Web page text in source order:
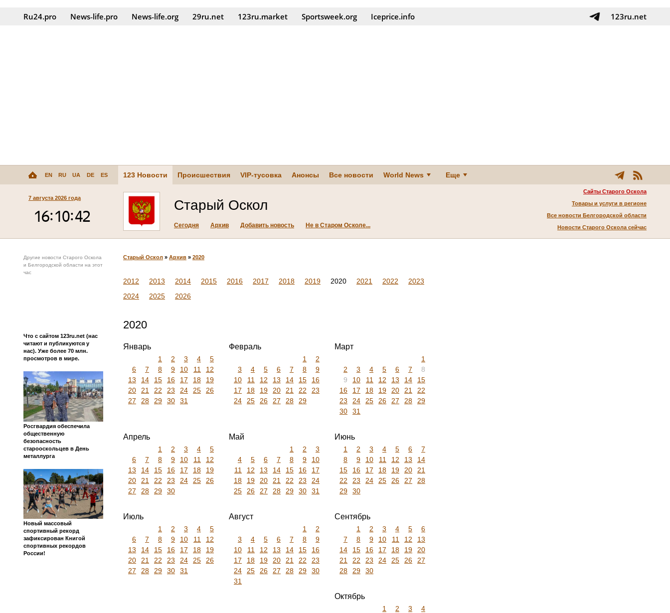
Ru24.pro News‑life.pro News‑life.org 29ru.net 123ru.market Sportsweek.org Iceprice.info 123ru.net
EN RU UA DE ES 123 Новости Происшествия VIP-тусовка Анонсы Все новости World News Еще
7 августа 2026 года
Сайты Старого Оскола
Товары и услуги в регионе
Все новости Белгородской области
Новости Старого Оскола сейчас
Старый Оскол
Сегодня Архив Добавить новость Не в Старом Осколе...
Другие новости Старого Оскола
и Белгородской области на этот
час
Что с сайтом 123ru.net (нас
читают и публикуются у
нас). Уже более 70 млн.
просмотров в мире.
Росгвардия обеспечила
общественную
безопасность
старооскольцев в День
металлурга
Новый массовый
спортивный рекорд
зафиксирован Книгой
спортивных рекордов
России!
Старый Оскол » Архив » 2020
2012 2013 2014 2015 2016 2017 2018 2019 2020 2021 2022
2023
2024
2025 2026
2020
Январь
1 2 3 4
5
6
7 8 9 10 11
12
13
14 15 16 17 18
19
20
21 22 23 24 25
26
27
28 29 30 31
Февраль
1
2
3
4 5 6 7 8
9
10
11 12 13 14 15
16
17
18 19 20 21 22
23
24
25 26 27 28 29
Март
1
2
3 4 5 6 7
8
9
10 11 12 13 14
15
16
17 18 19 20 21
22
23
24 25 26 27 28
29
30
31
Апрель
1 2 3 4
5
6
7 8 9 10 11
12
13
14 15 16 17 18
19
20
21 22 23 24 25
26
27
28 29 30
Май
1 2
3
4
5 6 7 8 9
10
11
12 13 14 15 16
17
18
19 20 21 22 23
24
25
26 27 28 29 30 31
Июнь
1 2 3 4 5 6
7
8
9 10 11 12 13
14
15
16 17 18 19 20
21
22
23 24 25 26 27
28
29
30
Июль
1 2 3 4
5
6
7 8 9 10 11
12
13
14 15 16 17 18
19
20
21 22 23 24 25
26
27
28 29 30 31
Август
1
2
3
4 5 6 7 8
9
10
11 12 13 14 15
16
17
18 19 20 21 22
23
24
25 26 27 28 29
30
31
Сентябрь
1 2 3 4 5
6
7
8 9 10 11 12
13
14
15 16 17 18 19
20
21
22 23 24 25 26
27
28
29 30
Октябрь
1 2 3
4